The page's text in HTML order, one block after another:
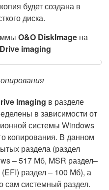
будет создана в
диска.
O&O DiskImage на
Drive imaging
Imaging в разделе
в зависимости от
системы Windows
копирования. В данном
раздела (раздел
– 517 Мб, MSR раздел–
раздел – 100 Мб), а
сам системный раздел.